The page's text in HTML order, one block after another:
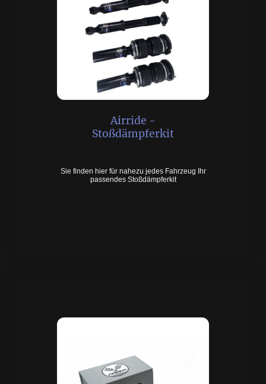
Airride -
Stoßdämpferkit
Sie finden hier für nahezu jedes Fahrzeug Ihr
passendes Stoßdämpferkit